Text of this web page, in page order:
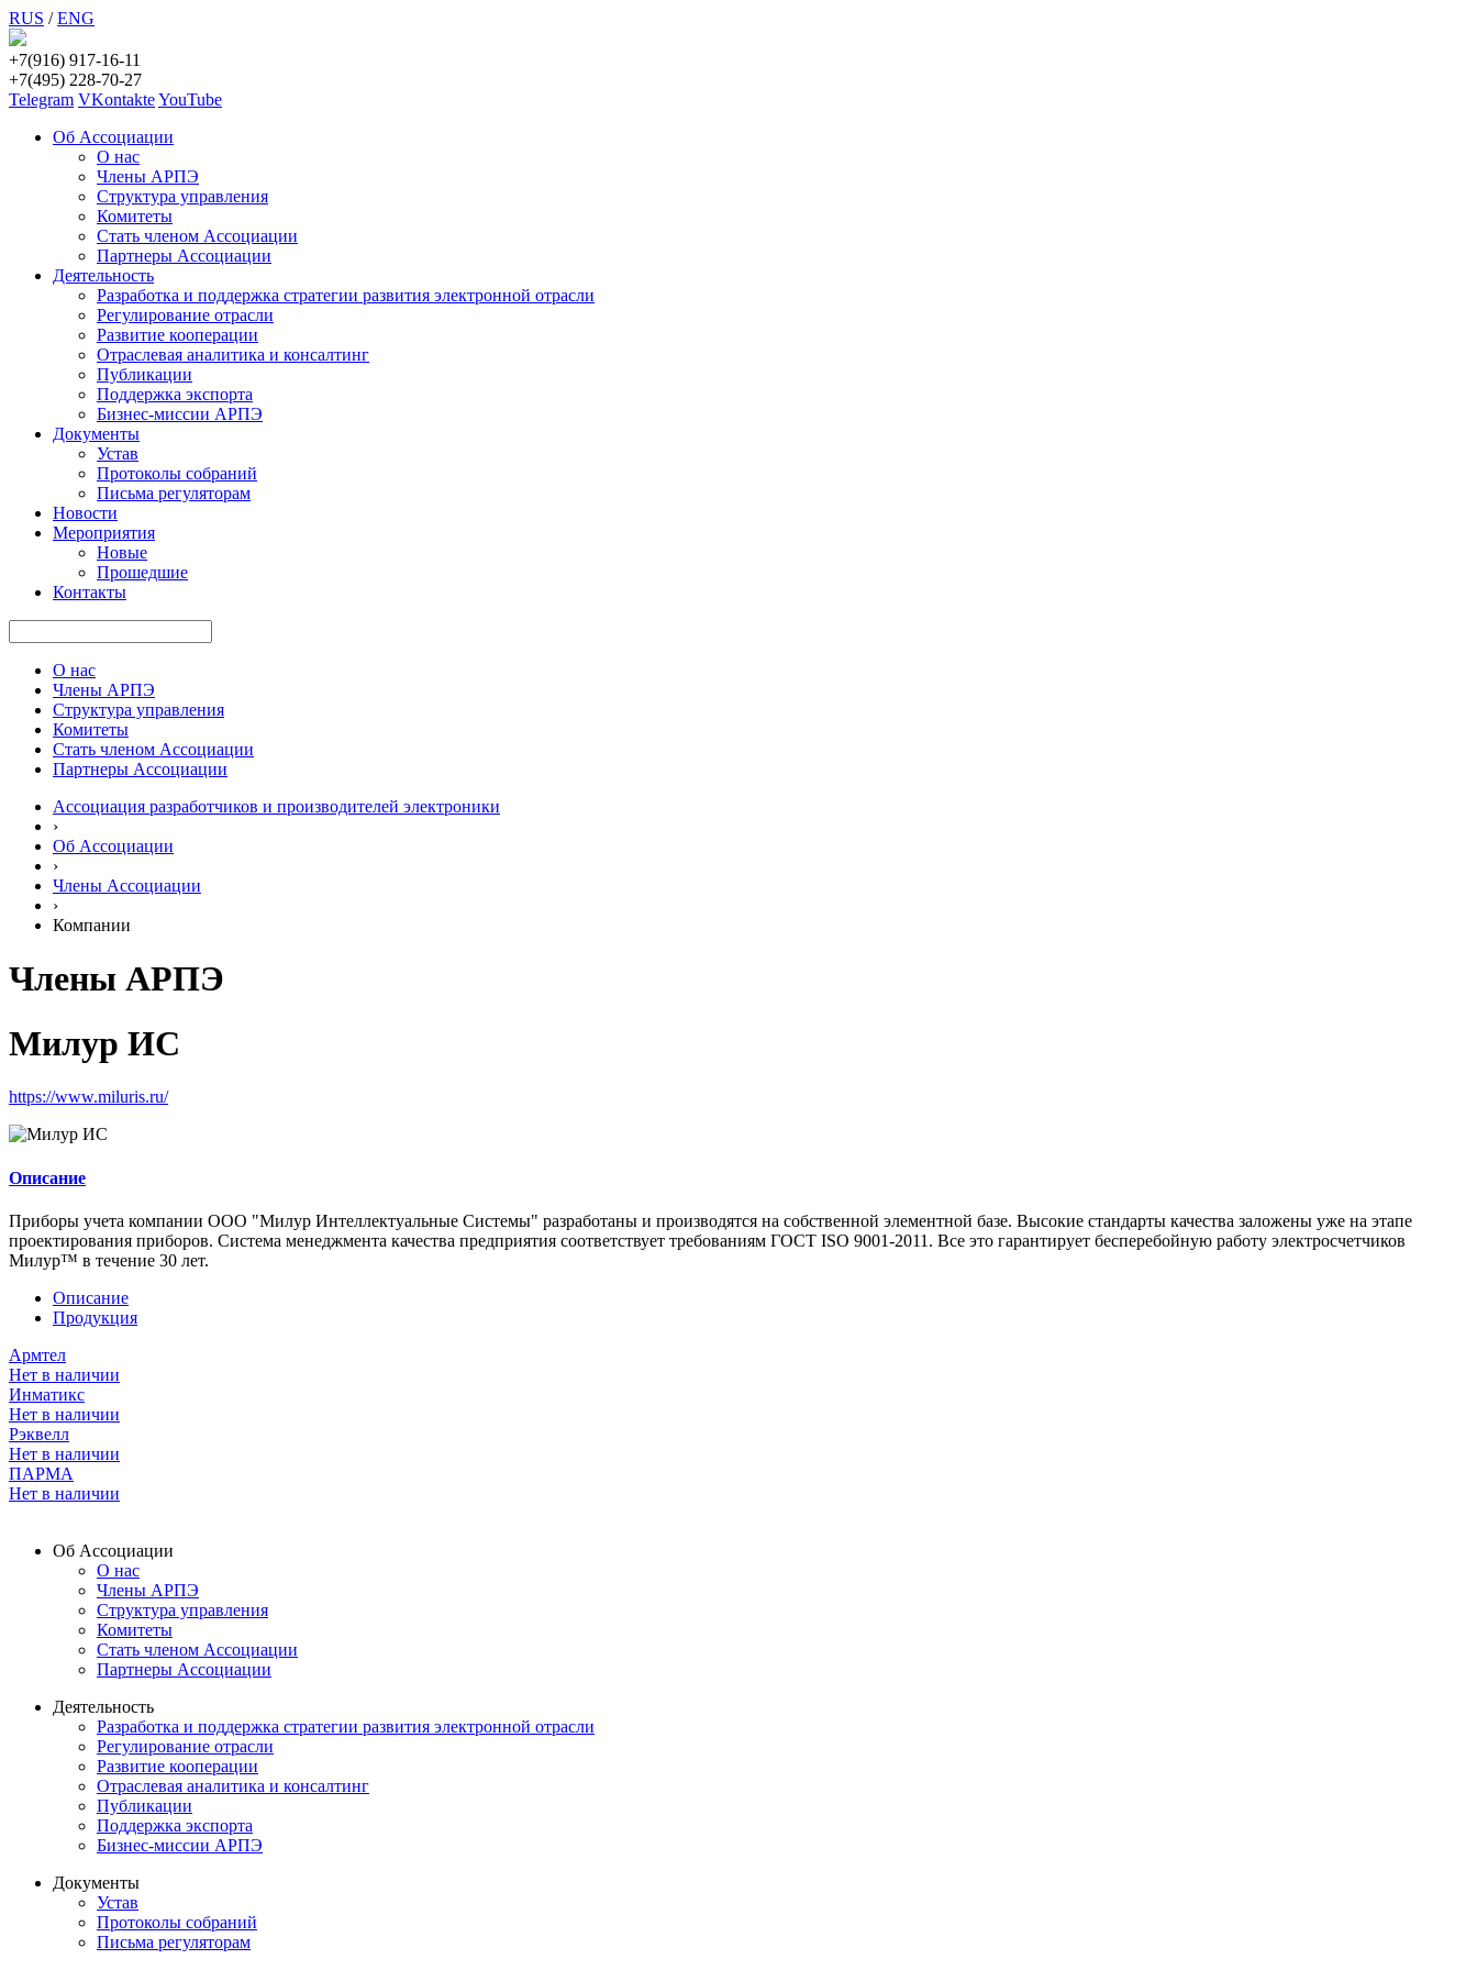
RUS /ENG
+7(916) 917-16-11
+7(495) 228-70-27
Telegram VKontakteYouTube
Об Ассоциации
О нас
Члены АРПЭ
Структура управления
Комитеты
Стать членом Ассоциации
Партнеры Ассоциации
Деятельность
Разработка и поддержка стратегии развития электронной отрасли
Регулирование отрасли
Развитие кооперации
Отраслевая аналитика и консалтинг
Публикации
Поддержка экспорта
Бизнес-миссии АРПЭ
Документы
Устав
Протоколы собраний
Письма регуляторам
Новости
Мероприятия
Новые
Прошедшие
Контакты
О нас
Члены АРПЭ
Структура управления
Комитеты
Стать членом Ассоциации
Партнеры Ассоциации
Ассоциация разработчиков и производителей электроники
›
Об Ассоциации
›
Члены Ассоциации
›
Компании
Члены АРПЭ
Милур ИС
https://www.miluris.ru/
Описание
Приборы учета компании ООО "Милур Интеллектуальные Системы" разработаны и производятся на собственной элементной базе. Высокие стандарты качества заложены уже на этапе
проектирования приборов. Система менеджмента качества предприятия соответствует требованиям ГОСТ ISO 9001-2011. Все это гарантирует бесперебойную работу электросчетчиков
Милур™ в течение 30 лет.
Описание
Продукция
Армтел
Нет в наличии
Инматикс
Нет в наличии
Рэквелл
Нет в наличии
ПАРМА
Нет в наличии
Об Ассоциации
О нас
Члены АРПЭ
Структура управления
Комитеты
Стать членом Ассоциации
Партнеры Ассоциации
Деятельность
Разработка и поддержка стратегии развития электронной отрасли
Регулирование отрасли
Развитие кооперации
Отраслевая аналитика и консалтинг
Публикации
Поддержка экспорта
Бизнес-миссии АРПЭ
Документы
Устав
Протоколы собраний
Письма регуляторам